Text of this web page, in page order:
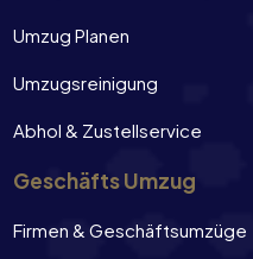
Umzug Planen
Umzugsreinigung
Abhol & Zustellservice
Geschäfts Umzug
Firmen & Geschäftsumzüge